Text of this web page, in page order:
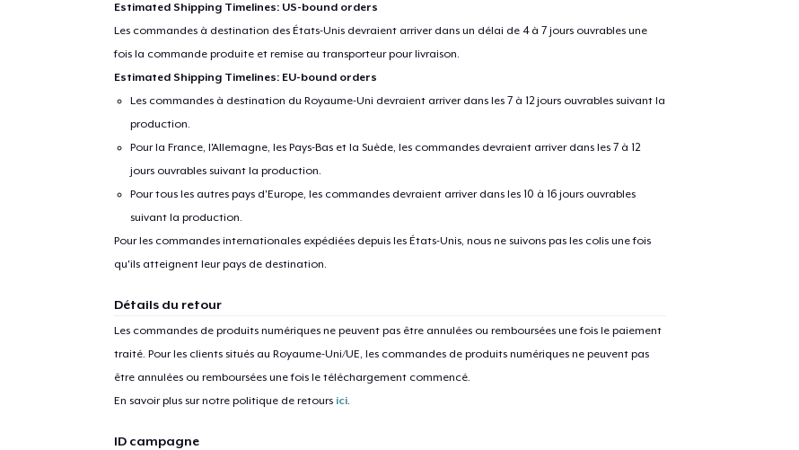
Estimated Shipping Timelines: US-bound orders
Les commandes à destination des États-Unis devraient arriver dans un délai de 4 à 7 jours ouvrables une
fois la commande produite et remise au transporteur pour livraison.
Estimated Shipping Timelines: EU-bound orders
Les commandes à destination du Royaume-Uni devraient arriver dans les 7 à 12 jours ouvrables suivant la
production.
Pour la France, l'Allemagne, les Pays-Bas et la Suède, les commandes devraient arriver dans les 7 à 12
jours ouvrables suivant la production.
Pour tous les autres pays d'Europe, les commandes devraient arriver dans les 10 à 16 jours ouvrables
suivant la production.
Pour les commandes internationales expédiées depuis les États-Unis, nous ne suivons pas les colis une fois
qu'ils atteignent leur pays de destination.
Détails du retour
Les commandes de produits numériques ne peuvent pas être annulées ou remboursées une fois le paiement
traité. Pour les clients situés au Royaume-Uni/UE, les commandes de produits numériques ne peuvent pas
être annulées ou remboursées une fois le téléchargement commencé.
En savoir plus sur notre politique de retours ici.
ID campagne
1article ajouté au Panier